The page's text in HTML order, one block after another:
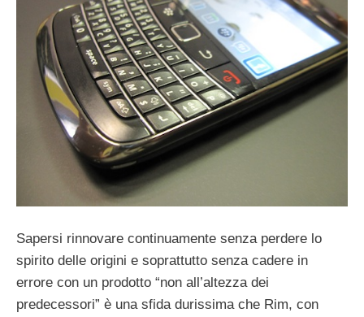
Sapersi rinnovare continuamente senza perdere lo
spirito delle origini e soprattutto senza cadere in
errore con un prodotto “non all’altezza dei
predecessori” è una sfida durissima che Rim, con